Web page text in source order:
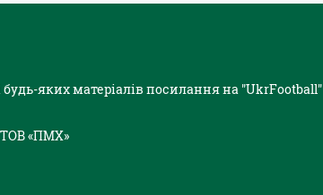
яких матеріалів посилання на "UkrFootball"
ТОВ «ПМХ»